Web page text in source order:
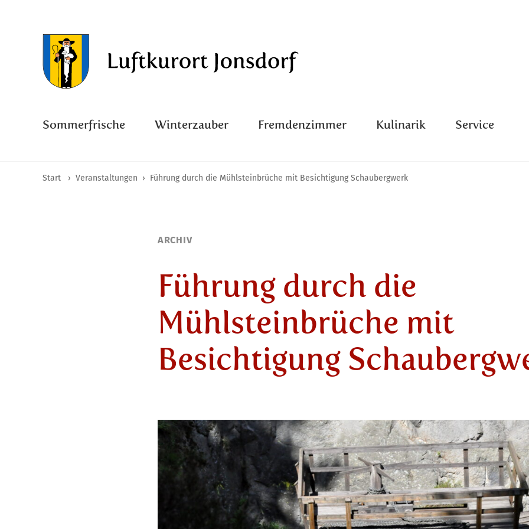
Sommerfrische Winterzauber Fremdenzimmer Kulinarik Service
Start › Veranstaltungen › Führung durch die Mühlsteinbrüche mit Besichtigung Schaubergwerk
ARCHIV
Führung durch die
Mühlsteinbrüche mit
Besichtigung